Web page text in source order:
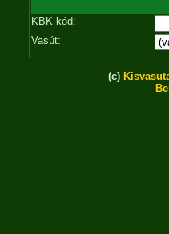
KBK-kód:
Vasút:
(c)